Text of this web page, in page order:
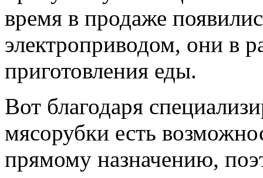
время в продаже
электроприводом, они в
приготовления еды.
Вот благодаря
мясорубки есть
прямому назначению,